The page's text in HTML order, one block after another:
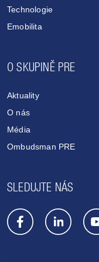
Technologie
Emobilita
O SKUPINĚ PRE
Aktuality
O nás
Média
Ombudsman PRE
SLEDUJTE NÁS